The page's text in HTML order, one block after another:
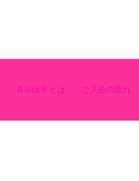
B-kick X とは ご入会の流れ